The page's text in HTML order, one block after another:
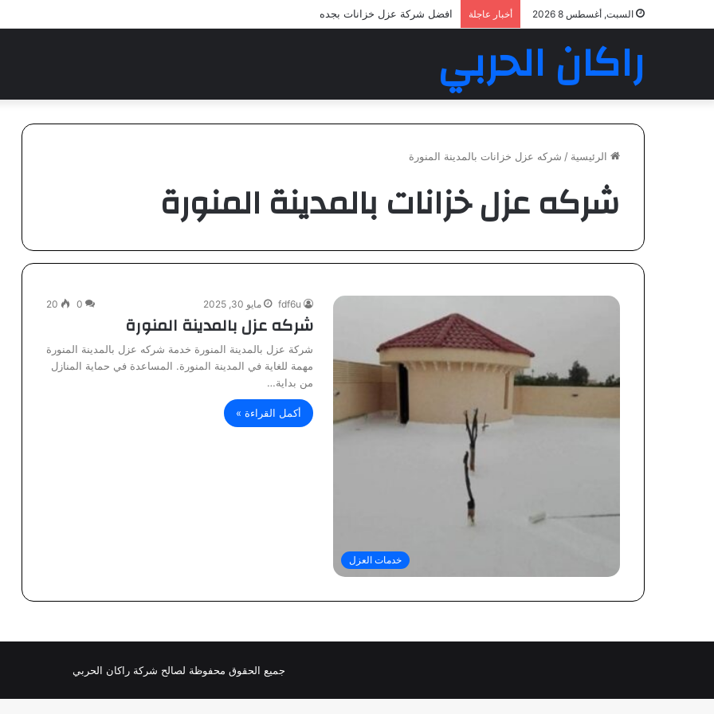
السبت, أغسطس 8 2026 أخبار عاجلة افضل شركة عزل خزانات بجده
راكان الحربي
الرئيسية / شركه عزل خزانات بالمدينة المنورة
شركه عزل خزانات بالمدينة المنورة
خدمات العزل
fdf6u مايو 30, 2025 0
20
شركه عزل بالمدينة المنورة
شركة عزل بالمدينة المنورة خدمة شركه عزل بالمدينة المنورة
مهمة للغاية في المدينة المنورة. المساعدة في حماية المنازل
من بداية…
أكمل القراءة »
جميع الحقوق محفوظة لصالح شركة راكان الحربي